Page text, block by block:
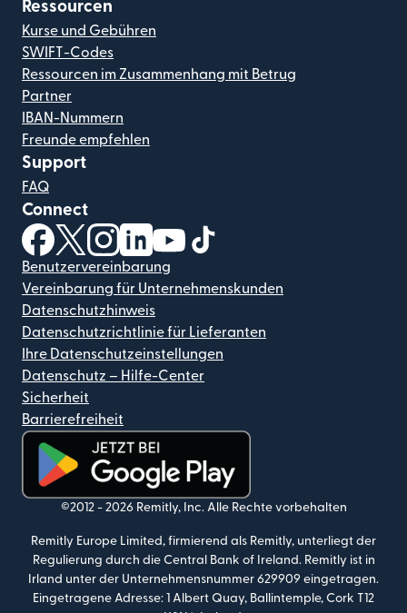
Ressourcen
Kurse und Gebühren
SWIFT-Codes
Ressourcen im Zusammenhang mit Betrug
Partner
IBAN-Nummern
Freunde empfehlen
Support
FAQ
Connect
(wird in einem neuen Fenster geöffnet)
(wird in einem neuen Fenster geöffnet)
(wird in einem neuen Fenster geöffnet)
(wird in einem neuen Fenster geöffnet)
(wird in einem neuen Fenster
Benutzervereinbarung
Vereinbarung für Unternehmenskunden
Datenschutzhinweis
Datenschutzrichtlinie für Lieferanten
Ihre Datenschutzeinstellungen
Datenschutz – Hilfe-Center
Sicherheit
Barrierefreiheit
(wird in einem neuen Fenster geöffnet)
©2012 - 2026 Remitly, Inc. Alle Rechte vorbehalten
Remitly Europe Limited, firmierend als Remitly, unterliegt der
Regulierung durch die Central Bank of Ireland. Remitly ist in
Irland unter der Unternehmensnummer 629909 eingetragen.
Eingetragene Adresse: 1 Albert Quay, Ballintemple, Cork T12